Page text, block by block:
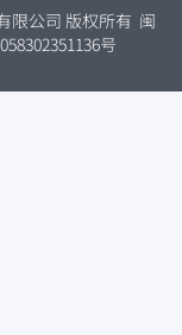
限公司 版权所有 闽
号